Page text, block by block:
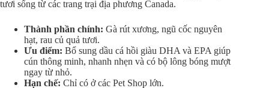
tươi sống từ các trang trại địa phương Canada.
Thành phần chính: Gà rút xương, ngũ cốc nguyên
hạt, rau củ quả tươi.
Ưu điểm: Bổ sung dầu cá hồi giàu DHA và EPA giúp
cún thông minh, nhanh nhẹn và có bộ lông bóng mượt
ngay từ nhỏ.
Hạn chế: Chỉ có ở các Pet Shop lớn.